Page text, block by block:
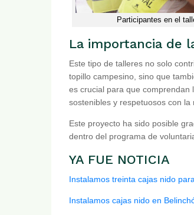
Participantes en el
La importancia de
Este tipo de talleres no solo
topillo campesino, sino que
es crucial para que comprendan
sostenibles y respetuosos con la
Este proyecto ha sido posible
dentro del programa de
YA FUE NOTICIA
Instalamos treinta cajas nido
Instalamos cajas nido en